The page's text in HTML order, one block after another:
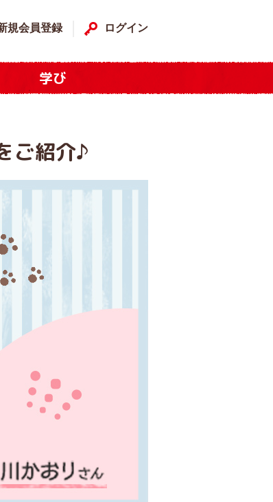
規会員登録 ログイン
学び
ご紹介♪